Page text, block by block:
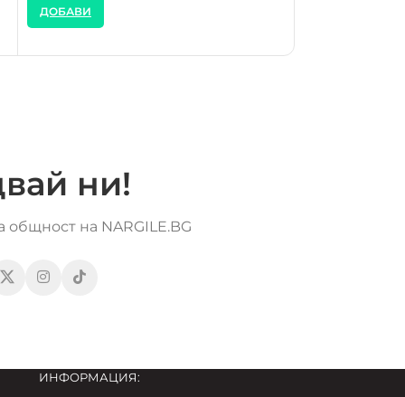
ДОБАВИ
ни!
общност на NARGILE.BG
ИНФОРМАЦИЯ: